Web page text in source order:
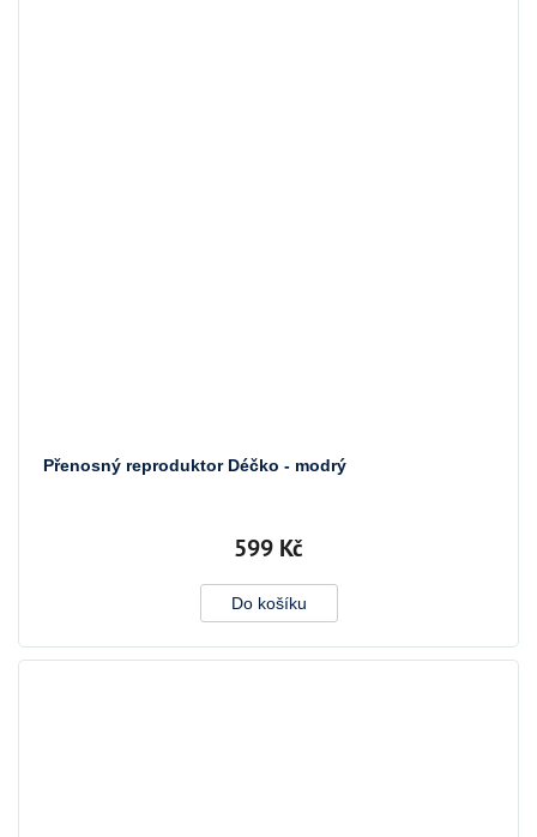
Přenosný reproduktor Déčko - modrý
599 Kč
Do košíku